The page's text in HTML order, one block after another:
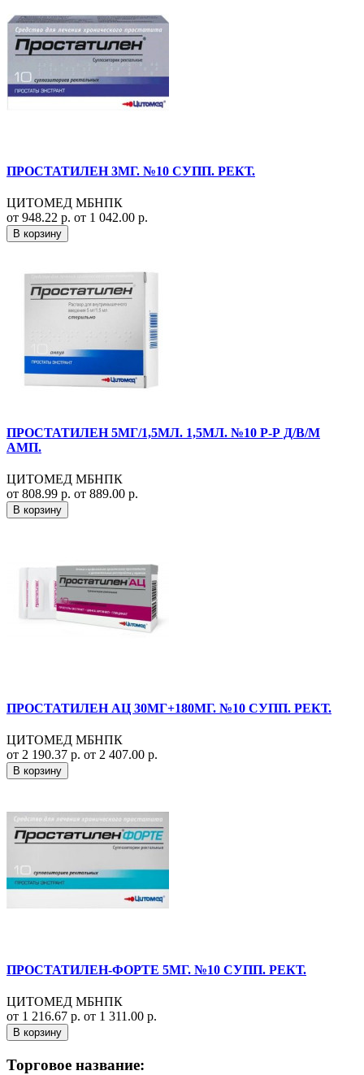
ПРОСТАТИЛЕН 3МГ. №10 СУПП. РЕКТ.
ЦИТОМЕД МБНПК
от 948.22 р. от 1 042.00 р.
В корзину
ПРОСТАТИЛЕН 5МГ/1,5МЛ. 1,5МЛ. №10 Р-Р Д/В/М
АМП.
ЦИТОМЕД МБНПК
от 808.99 р. от 889.00 р.
В корзину
ПРОСТАТИЛЕН АЦ 30МГ+180МГ. №10 СУПП. РЕКТ.
ЦИТОМЕД МБНПК
от 2 190.37 р. от 2 407.00 р.
В корзину
ПРОСТАТИЛЕН-ФОРТЕ 5МГ. №10 СУПП. РЕКТ.
ЦИТОМЕД МБНПК
от 1 216.67 р. от 1 311.00 р.
В корзину
Торговое название: